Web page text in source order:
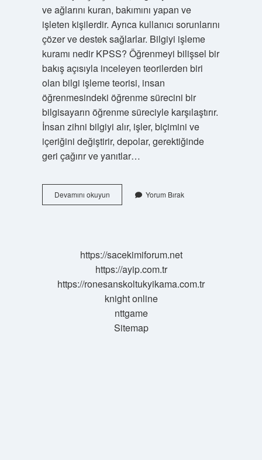
ve ağlarını kuran, bakımını yapan ve
işleten kişilerdir. Ayrıca kullanıcı sorunlarını
çözer ve destek sağlarlar. Bilgiyi işleme
kuramı nedir KPSS? Öğrenmeyi bilişsel bir
bakış açısıyla inceleyen teorilerden biri
olan bilgi işleme teorisi, insan
öğrenmesindeki öğrenme sürecini bir
bilgisayarın öğrenme süreciyle karşılaştırır.
İnsan zihni bilgiyi alır, işler, biçimini ve
içeriğini değiştirir, depolar, gerektiğinde
geri çağırır ve yanıtlar…
Devamını okuyunBilgi
Işlem
Yorum Bırak
https://sacekimiforum.net
https://ayip.com.tr
https://ronesanskoltukyikama.com.tr
knight online
nttgame
Sitemap